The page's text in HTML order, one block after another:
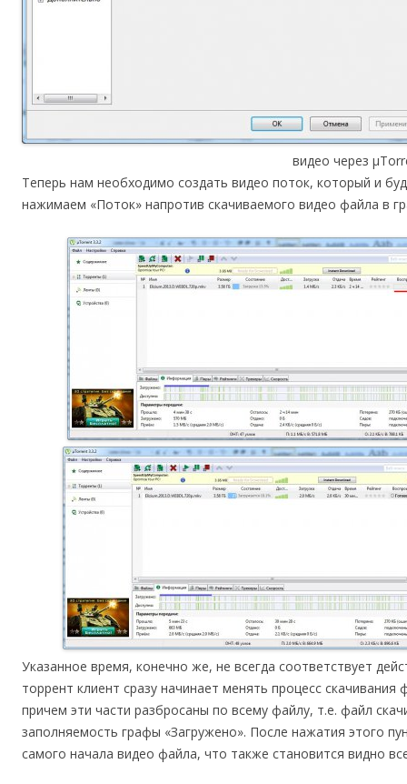
видео через
Теперь нам необходимо создать видео поток, который и
нажимаем «Поток» напротив скачиваемого видео файла в
Указанное время, конечно же, не всегда соответствует
торрент клиент сразу начинает менять процесс
причем эти части разбросаны по всему файлу, т.е. файл
заполняемость графы «Загружено». После нажатия этого
самого начала видео файла, что также становится видно